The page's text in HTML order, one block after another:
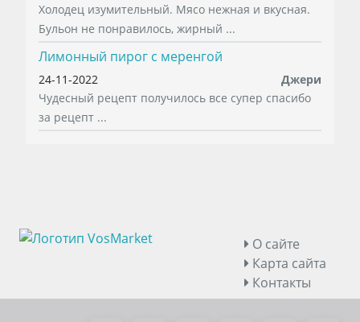
Холодец изумительный. Мясо нежная и вкусная.
Бульон не понравилось, жирный ...
Лимонный пирог с меренгой
24-11-2022
Джери
Чудесный рецепт получилось все супер спасибо
за рецепт ...
О сайте
Карта сайта
Контакты